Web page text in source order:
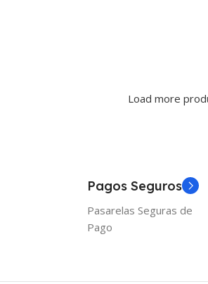
Load more
Pagos Seguros
Pasarelas Seguras de
Pago